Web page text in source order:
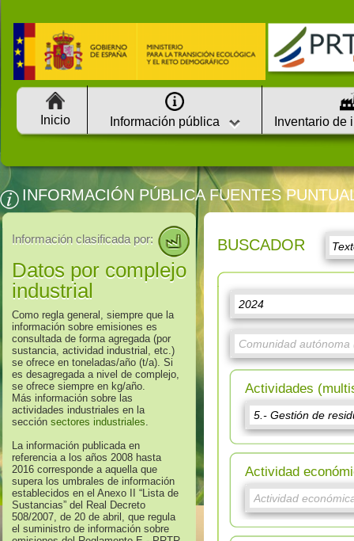
Inicio Información pública Inventario de
INFORMACIÓN PÚBLICA FUENTES
Información clasificada por:
Datos por complejo
industrial
Como regla general, siempre que la
información sobre emisiones es
consultada de forma agregada (por
sustancia, actividad industrial, etc.)
se ofrece en toneladas/año (t/a). Si
es desagregada a nivel de complejo,
se ofrece siempre en kg/año.
Más información sobre las
actividades industriales en la
sección sectores industriales.
La información publicada en
referencia a los años 2008 hasta
2016 corresponde a aquella que
supera los umbrales de información
establecidos en el Anexo II “Lista de
Sustancias” del Real Decreto
508/2007, de 20 de abril, que regula
el suministro de información sobre
BUSCADOR
Actividades
Actividad